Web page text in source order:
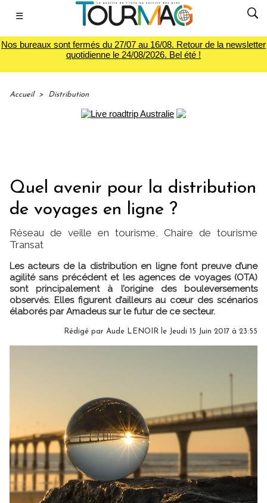
☰
Nos bureaux sont fermés du 27/07 au 16/08. Retour de la newsletter
quotidienne le 24/08/2026. Bel été !
Accueil > Distribution
Quel avenir pour la distribution
de voyages en ligne ?
Réseau de veille en tourisme, Chaire de tourisme
Transat
Les acteurs de la distribution en ligne font preuve d’une
agilité sans précédent et les agences de voyages (OTA)
sont principalement à l’origine des bouleversements
observés. Elles figurent d’ailleurs au cœur des scénarios
élaborés par Amadeus sur le futur de ce secteur.
Rédigé par Aude LENOIR le Jeudi 15 Juin 2017 à 23:55